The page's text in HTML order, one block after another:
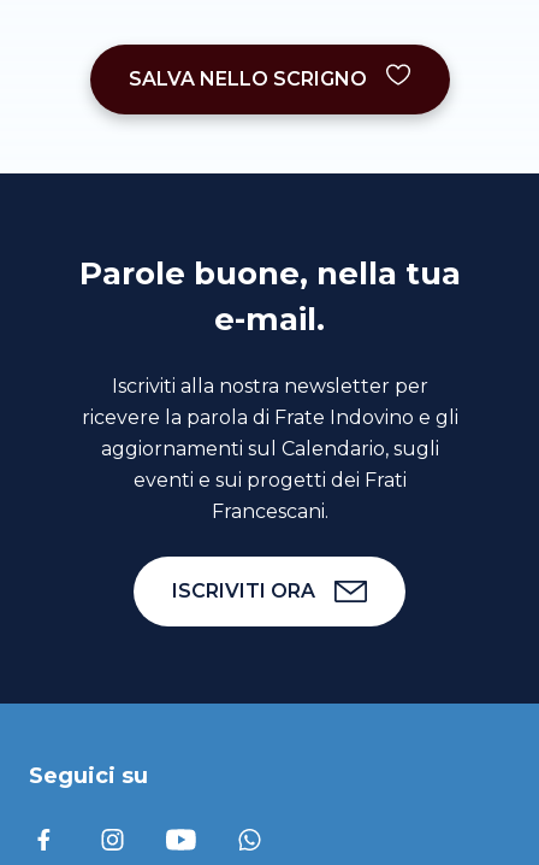
SALVA NELLO SCRIGNO
Parole buone, nella tua
e-mail.
Iscriviti alla nostra newsletter per
ricevere la parola di Frate Indovino e gli
aggiornamenti sul Calendario, sugli
eventi e sui progetti dei Frati
Francescani.
ISCRIVITI ORA
Seguici su